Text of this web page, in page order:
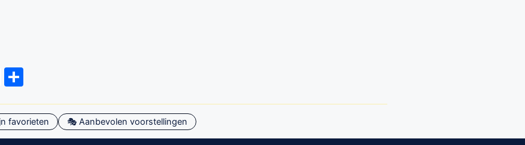
Snapchat
favorieten 🎭 Aanbevolen voorstellingen